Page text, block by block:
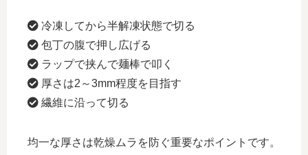
冷凍してから半解凍状態で切る
包丁の腹で押し広げる
ラップで挟んで麺棒で叩く
厚さは2～3mm程度を目指す
繊維に沿って切る
均一な厚さは乾燥ムラを防ぐ重要なポイントです。